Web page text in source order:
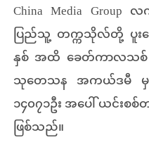
China Media
ပြည်သူ့ တက္ကသိုလ်တို့ ပူးပေ
နှစ် အထိ ခေတ်ကာလသစ်
သုတေသန အကယ်ဒမီ မှ
၁၄၀၇၁ဦး အပေါ် ယင်း
ဖြစ်သည်။